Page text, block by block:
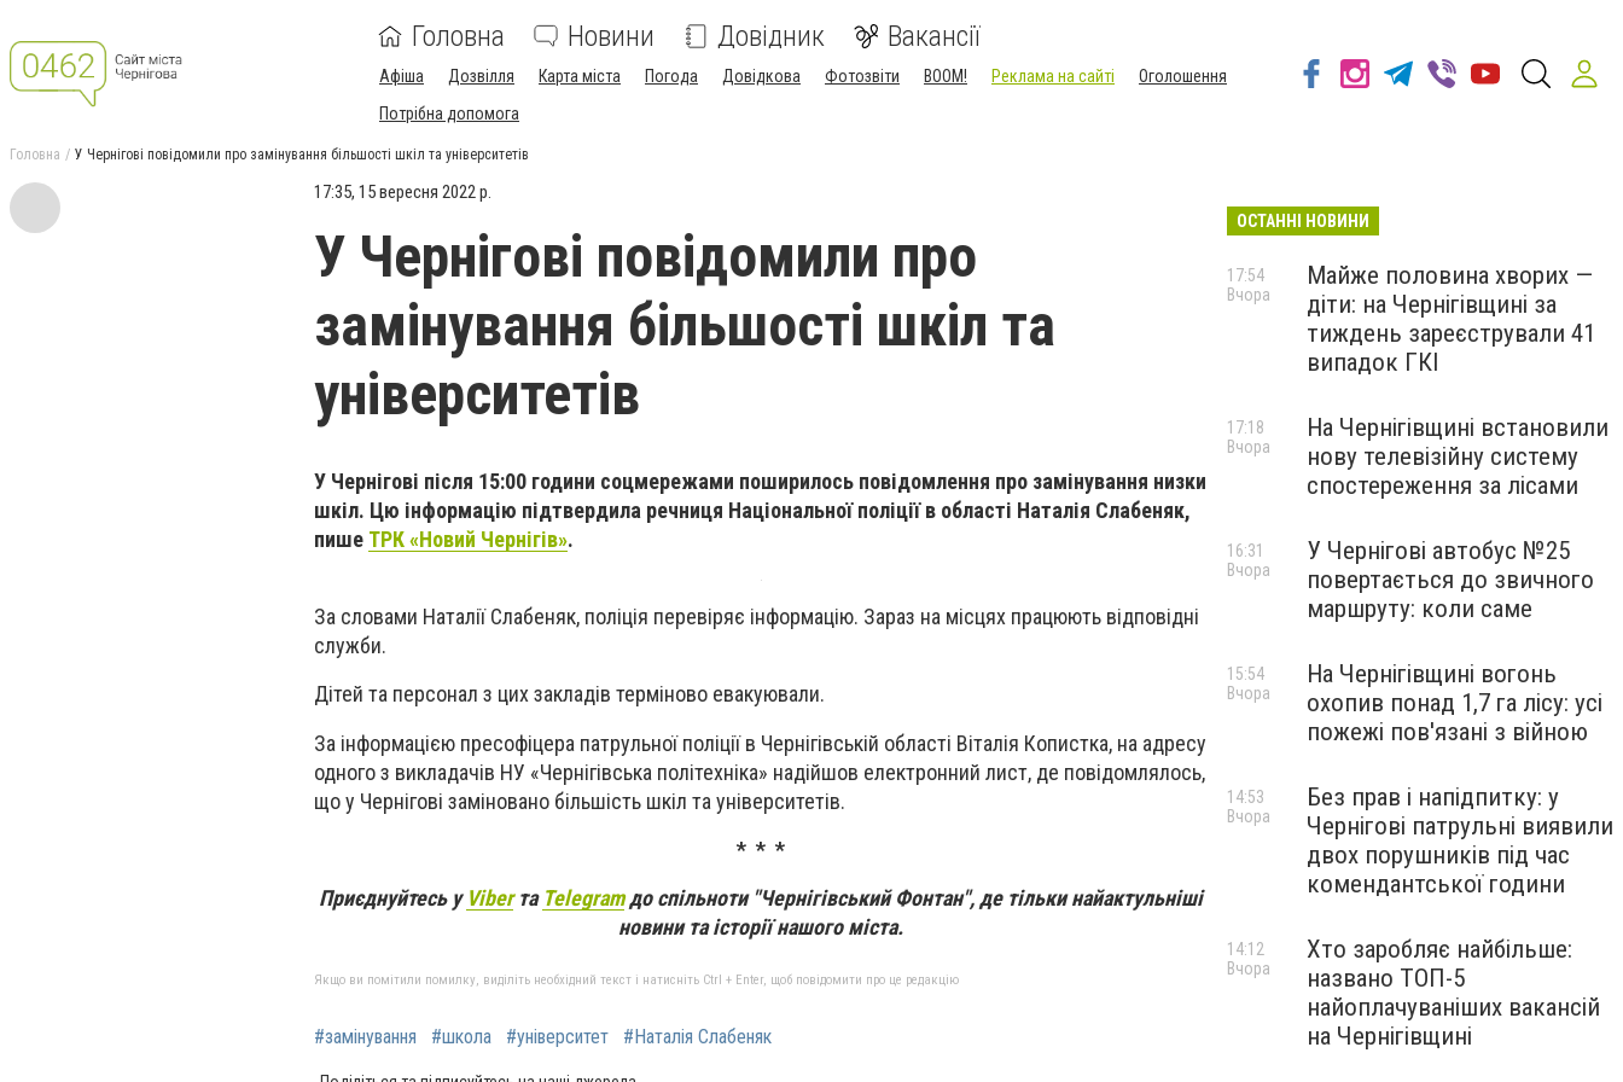
Головна Новини Довідник Вакансії
Афіша Дозвілля Карта міста Погода Довідкова Фотозвіти BOOM! Реклама на сайті
Оголошення
Потрібна допомога
Головна У Чернігові повідомили про замінування більшості шкіл та університетів
17:35, 15 вересня 2022 р.
У Чернігові повідомили про
замінування більшості шкіл та
університетів
У Чернігові після 15:00 години соцмережами поширилось повідомлення про замінування низки
шкіл. Цю інформацію підтвердила речниця Національної поліції в області Наталія Слабеняк,
пише ТРК «Новий Чернігів».
За словами Наталії Слабеняк, поліція перевіряє інформацію. Зараз на місцях працюють відповідні
служби.
Дітей та персонал з цих закладів терміново евакуювали.
За інформацією пресофіцера патрульної поліції в Чернігівській області Віталія Копистка, на адресу
одного з викладачів НУ «Чернігівська політехніка» надійшов електронний лист, де повідомлялось,
що у Чернігові заміновано більшість шкіл та університетів.
* * *
Приєднуйтесь у Viberта Telegramдо спільноти "Чернігівський Фонтан", де тільки найактульніші
новини та історії нашого міста.
Якщо ви помітили помилку, виділіть необхідний текст і натисніть Ctrl + Enter, щоб повідомити про це редакцію
#замінування #школа #університет #Наталія Слабеняк
ОСТАННІ НОВИНИ
Майже половина хворих —
діти: на Чернігівщині за
тиждень зареєстрували 41
випадок ГКІ
17:54
Вчора
На Чернігівщині встановили
нову телевізійну систему
спостереження за лісами
17:18
Вчора
У Чернігові автобус №25
повертається до звичного
маршруту: коли саме
16:31
Вчора
На Чернігівщині вогонь
охопив понад 1,7 га лісу: усі
пожежі пов'язані з війною
15:54
Вчора
Без прав і напідпитку: у
Чернігові патрульні виявили
двох порушників під час
комендантської години
14:53
Вчора
Хто заробляє найбільше:
названо ТОП-5
найоплачуваніших вакансій
на Чернігівщині
14:12
Вчора